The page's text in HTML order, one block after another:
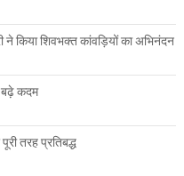
ने किया शिवभक्त कांवड़ियों का अभिनंदन
बढ़े कदम
तरह प्रतिबद्ध